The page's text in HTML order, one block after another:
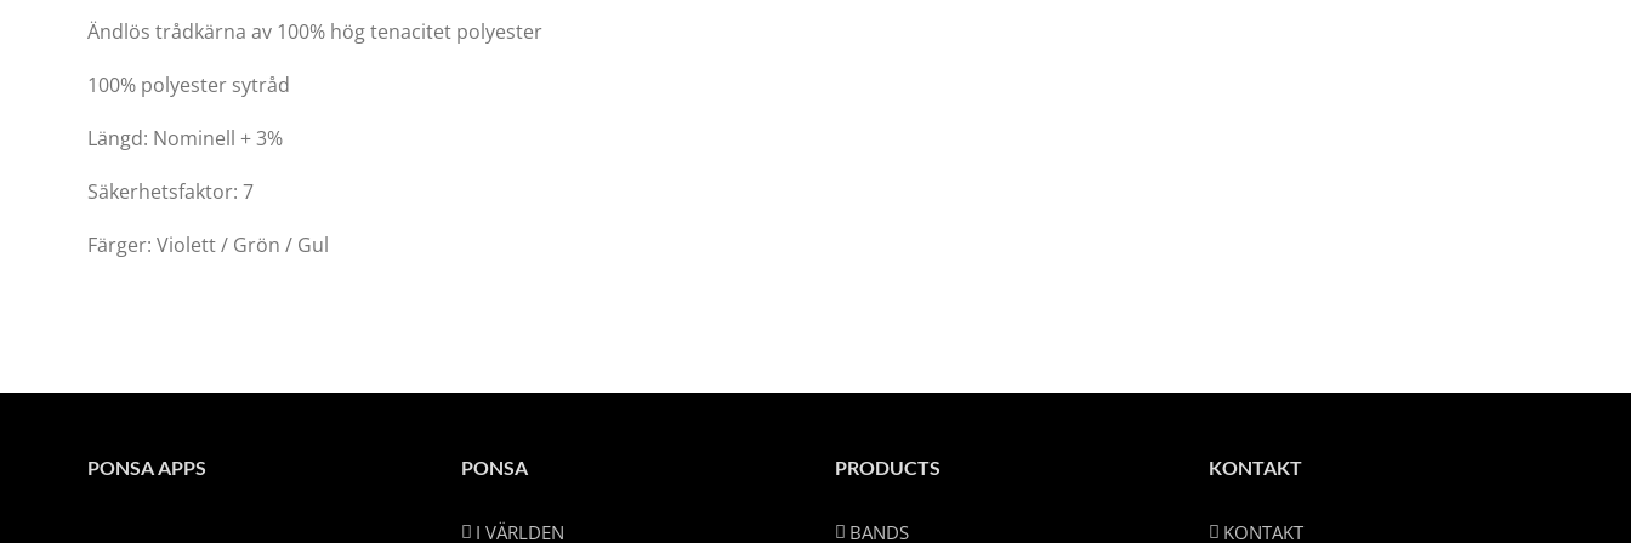
Ändlös trådkärna av 100% hög tenacitet polyester
100% polyester sytråd
Längd: Nominell + 3%
Säkerhetsfaktor: 7
Färger: Violett / Grön / Gul
PONSA APPS PONSA
I VÄRLDEN
PRODUCTS
BANDS
KONTAKT
KONTAKT